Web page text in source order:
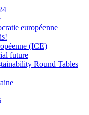
européenne
(ICE)
future
Round Tables